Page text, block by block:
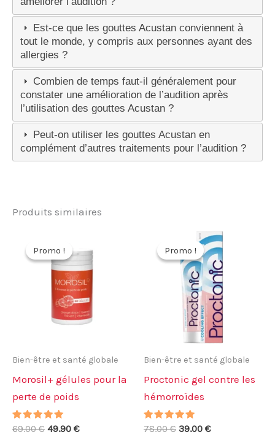
Est-ce que les gouttes Acustan conviennent à
tout le monde, y compris aux personnes ayant des
allergies ?
Combien de temps faut-il généralement pour
constater une amélioration de l’audition après
l’utilisation des gouttes Acustan ?
Peut-on utiliser les gouttes Acustan en
complément d’autres traitements pour l’audition ?
Produits similaires
Promo !
Promo !
Bien-être et santé globale
Morosil+ gélules pour la
perte de poids
Note
69,00€ Le
49,90 €Le
Promo !
Promo !
Bien-être et santé globale
Proctonic gel contre les
hémorroïdes
Note
78,00€ Le
39,00 €Le